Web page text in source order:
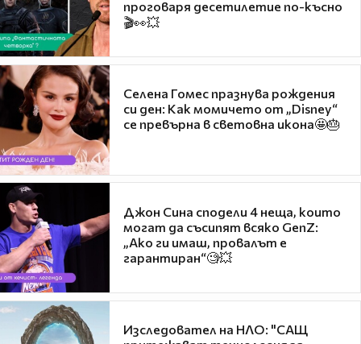
проговаря десетилетие по-късно
🎬👀💥
Селена Гомес празнува рождения
си ден: Как момичето от „Disney“
се превърна в световна икона🤩🎂
Джон Сина сподели 4 неща, които
могат да съсипят всяко GenZ:
„Ако ги имаш, провалът е
гарантиран“🧐💥
Изследовател на НЛО: "САЩ